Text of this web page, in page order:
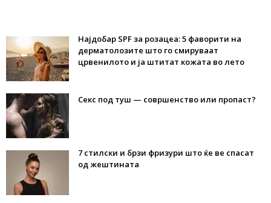
Најдобар SPF за розацеа: 5 фаворити на
дерматолозите што го смируваат
црвенилото и ја штитат кожата во лето
Секс под туш — совршенство или пропаст?
7 стилски и брзи фризури што ќе ве спасат
од жештината